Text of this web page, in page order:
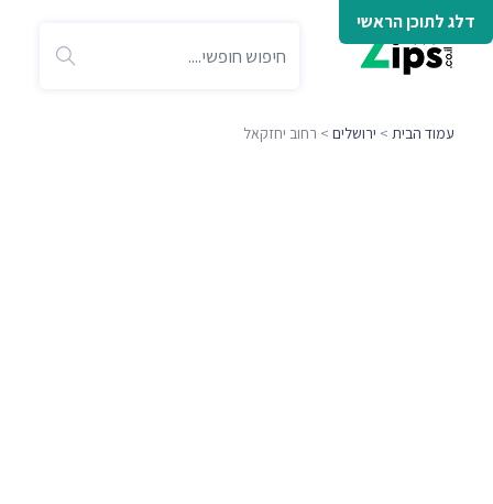
דלג לתוכן הראשי
עמוד הבית > ירושלים > רחוב יחזקאל